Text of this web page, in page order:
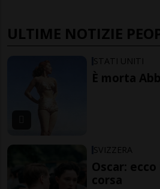
ULTIME NOTIZIE
STATI UNITI
È morta
SVIZZERA
Oscar:
corsa